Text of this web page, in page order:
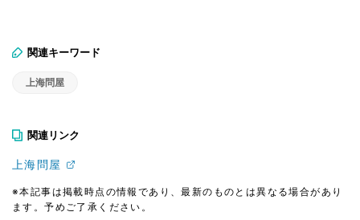
関連キーワード
上海問屋
関連リンク
上海問屋
※本記事は掲載時点の情報であり、最新のものとは異なる場合があり
ます。予めご了承ください。